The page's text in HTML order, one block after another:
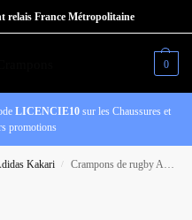
relais France Métropolitaine
0
LICENCIE10sur les Chaussures et
promotions
Kakari / Crampons de rugby Adidas Kakari RS SG Rose et jaune